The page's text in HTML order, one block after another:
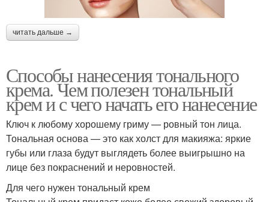
читать дальше →
Способы нанесения тонального
крема. Чем полезен тональный
крем и с чего начать его нанесение
Ключ к любому хорошему гриму — ровный тон лица.
Тональная основа — это как холст для макияжа: яркие
губы или глаза будут выглядеть более выигрышно на
лице без покраснений и неровностей.
Для чего нужен тональный крем